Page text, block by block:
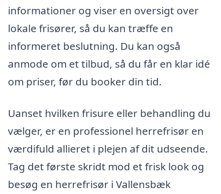
informationer og viser en oversigt over
lokale frisører, så du kan træffe en
informeret beslutning. Du kan også
anmode om et tilbud, så du får en klar idé
om priser, før du booker din tid.
Uanset hvilken frisure eller behandling du
vælger, er en professionel herrefrisør en
værdifuld allieret i plejen af dit udseende.
Tag det første skridt mod et frisk look og
besøg en herrefrisør i Vallensbæk